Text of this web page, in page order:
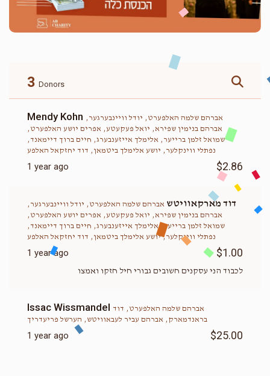
3 Donors
Mendy Kohn אברהם שלמה האלפערט, יודל וויינבערגער,
אברהם בנימין שפירא, יואל פעקעטע, אפרים יושע האלפערט,
שמואל זלמן ברייער, אלימלך אייזענבערג, חיים ברוך דיימאנד,
נפתלי ווינקלער, יושע אלימלך ביטמאן, דוד יחזקאל האלפע
1 year ago $2.86
דוד מארקאוויטש אברהם שלמה האלפערט, יודל וויינבערגער,
אברהם בנימין שפירא, יואל פעקעטע, אפרים יושע האלפערט,
שמואל זלמן ברייער, אלימלך אייזענבערג, חיים ברוך דיימאנד,
נפתלי ווינקלער, יושע אלימלך ביטמאן, דוד יחזקאל האלפע
1 year ago $1.00
לכבוד הני עסקנים חשובים גבורי חיל חזקו ואמצו
Issac Wissmandel אברהם שלמה האלפערט, דוד
בראנדמארק, אברהם עביר לעבאוויטש, הערשל פריעדריך
1 year ago $25.00